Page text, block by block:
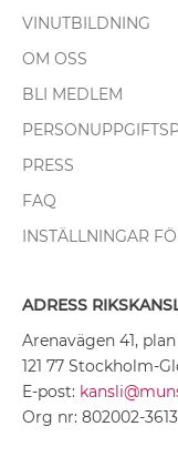
VINUTBILDNING
OM OSS
BLI MEDLEM
PRESS
FAQ
INSTÄLLNINGAR
ADRESS
Arenavägen 41, plan
121 77 Stockholm-
E-post:
Org nr: 802002-3613